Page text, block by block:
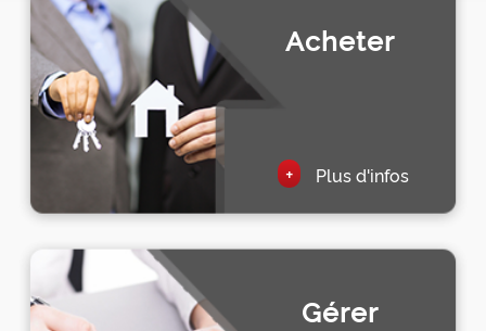
Acheter
+ Plus d'infos
Gérer